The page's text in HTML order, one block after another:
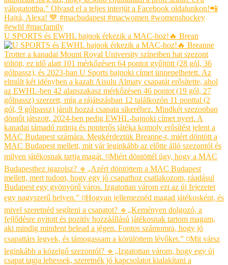
U SPORTS és EWHL bajnok érkezik a MAC-hoz!🔥 Brean